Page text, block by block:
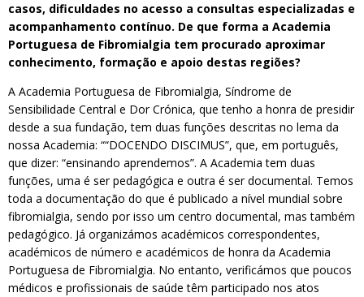
casos, dificuldades no acesso a consultas especializadas e
acompanhamento contínuo. De que forma a Academia
Portuguesa de Fibromialgia tem procurado aproximar
conhecimento, formação e apoio destas regiões?
A Academia Portuguesa de Fibromialgia, Síndrome de
Sensibilidade Central e Dor Crónica, que tenho a honra de presidir
desde a sua fundação, tem duas funções descritas no lema da
nossa Academia: ““DOCENDO DISCIMUS”, que, em português,
que dizer: “ensinando aprendemos”. A Academia tem duas
funções, uma é ser pedagógica e outra é ser documental. Temos
toda a documentação do que é publicado a nível mundial sobre
fibromialgia, sendo por isso um centro documental, mas também
pedagógico. Já organizámos académicos correspondentes,
académicos de número e académicos de honra da Academia
Portuguesa de Fibromialgia. No entanto, verificámos que poucos
médicos e profissionais de saúde têm participado nos atos